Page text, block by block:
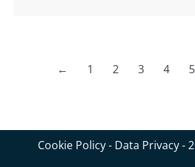
← 1 2 3 4 5
Cookie Policy- Data Privacy-